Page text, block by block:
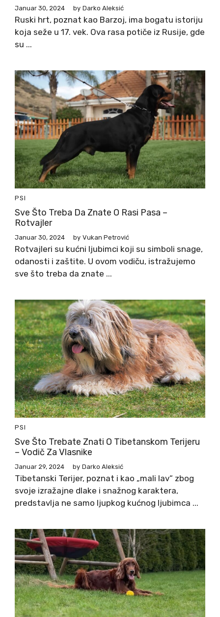
Januar 30, 2024 by Darko Aleksić
Ruski hrt, poznat kao Barzoj, ima bogatu istoriju
koja seže u 17. vek. Ova rasa potiče iz Rusije, gde
su ...
PSI
Sve Što Treba Da Znate O Rasi Pasa –
Rotvajler
Januar 30, 2024 by Vukan Petrović
Rotvajleri su kućni ljubimci koji su simboli snage,
odanosti i zaštite. U ovom vodiču, istražujemo
sve što treba da znate ...
PSI
Sve Što Trebate Znati O Tibetanskom Terijeru
– Vodič Za Vlasnike
Januar 29, 2024 by Darko Aleksić
Tibetanski Terijer, poznat i kao „mali lav“ zbog
svoje izražajne dlake i snažnog karaktera,
predstavlja ne samo ljupkog kućnog ljubimca ...